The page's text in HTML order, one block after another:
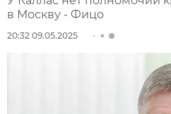
в Москву - Фицо
20:32 09.05.2025